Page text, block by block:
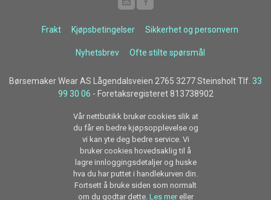
Frakt Kjøpsbetingelser Sikkerhet og personvern
Nyhetsbrev Ofte stilte spørsmål
Børsemaker Wear AS Lågendalsveien 2765 3277 Steinsholt Tlf. 33
99 30 06 - Foretaksregisteret 813738902
Vår nettbutikk bruker cookies slik at
du får en bedre kjøpsopplevelse og
vi kan yte deg bedre service. Vi
bruker cookies hovedsaklig til å
lagre innloggingsdetaljer og huske
hva du har puttet i handlekurven din.
Fortsett å bruke siden som normalt
om du godtar dette. Les mer eller